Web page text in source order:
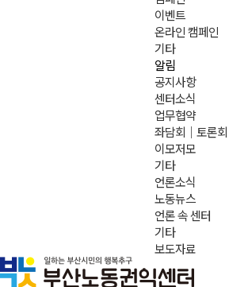
이벤트
온라인 캠페인
기타
알림
공지사항
센터소식
업무협약
좌담회｜토론회
이모저모
기타
언론소식
노동뉴스
언론 속 센터
기타
보도자료